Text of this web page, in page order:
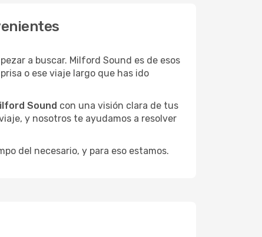
a buscar. Milford Sound es de esos
o ese viaje largo que has ido
Sound con una visión clara de tus
y nosotros te ayudamos a resolver
del necesario, y para eso estamos.